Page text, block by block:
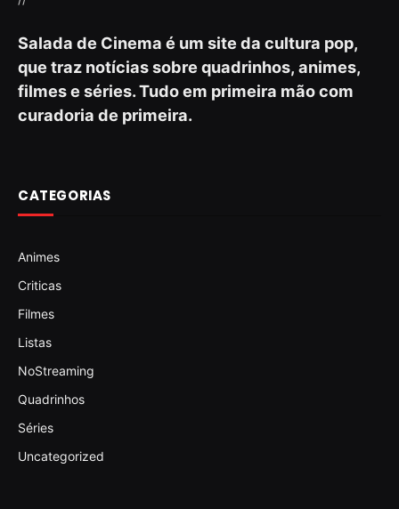
Salada de Cinema é um site da cultura pop,
que traz notícias sobre quadrinhos, animes,
filmes e séries. Tudo em primeira mão com
curadoria de primeira.
CATEGORIAS
Animes
Criticas
Filmes
Listas
NoStreaming
Quadrinhos
Séries
Uncategorized